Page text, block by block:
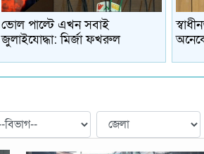
ভোল পাল্টে এখন সবাই
জুলাইযোদ্ধা: মির্জা ফখরুল